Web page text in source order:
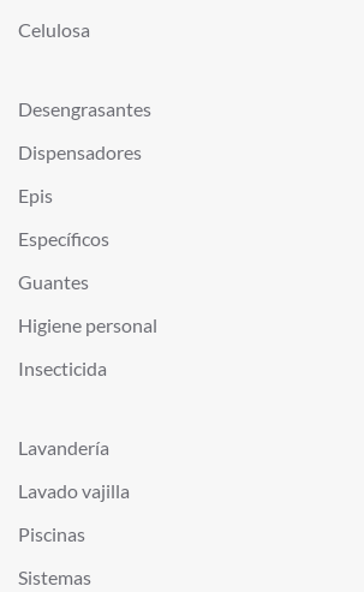
Celulosa
Desengrasantes
Dispensadores
Epis
Específicos
Guantes
Higiene personal
Insecticida
Lavandería
Lavado vajilla
Piscinas
Sistemas